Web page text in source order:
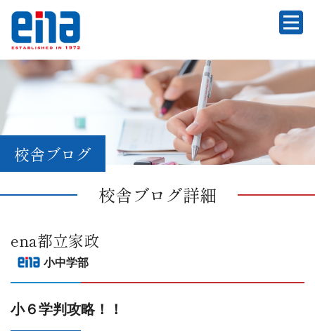
校舎ブログ
校舎ブログ詳細
ena都立家政
小中学部
小６学判攻略！！